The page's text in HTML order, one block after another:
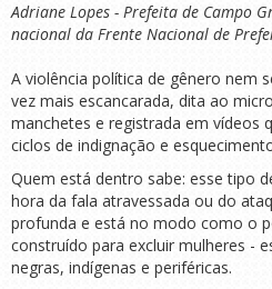
Adriane Lopes - Prefeita de Campo
nacional da Frente Nacional de
A violência política de gênero nem
vez mais escancarada, dita ao
manchetes e registrada em vídeos
ciclos de indignação e
Quem está dentro sabe: esse tipo
hora da fala atravessada ou do
profunda e está no modo como o
construído para excluir mulheres -
negras, indígenas e periféricas.